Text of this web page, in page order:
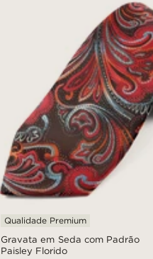
Gravata em Seda com Padrão
Paisley Florido
Qualidade Premium